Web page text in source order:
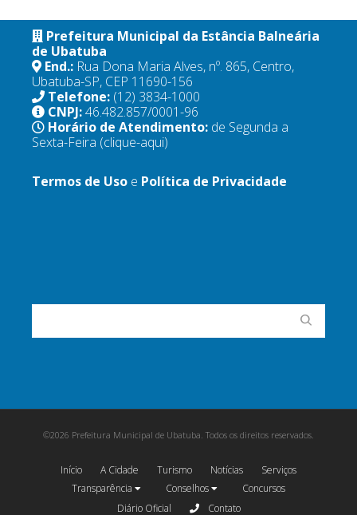
Prefeitura Municipal da Estância Balneária
de Ubatuba
End.: Rua Dona Maria Alves, nº. 865, Centro,
Ubatuba-SP, CEP 11690-156
Telefone: (12) 3834-1000
CNPJ:46.482.857/0001-96
Horário de Atendimento: de Segunda a
Sexta-Feira (clique-aqui)
Termos de Uso e Política de Privacidade
©2026 Prefeitura Municipal de Ubatuba. Todos os direitos reservados.
Início A Cidade Turismo Notícias
Serviços
Transparência
Conselhos
Concursos
Diário Oficial
Contato